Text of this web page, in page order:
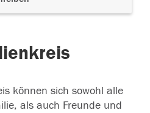
können sich sowohl alle
als auch Freunde und